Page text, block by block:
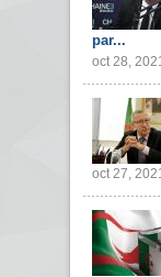
par...
oct 28, 2021
oct 27, 2021